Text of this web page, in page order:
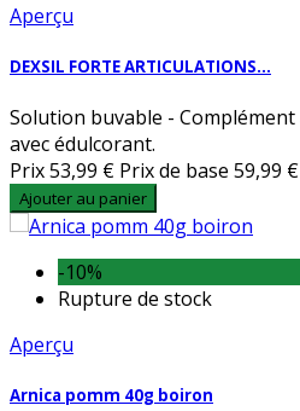
Aperçu
DEXSIL FORTE ARTICULATIONS...
Solution buvable -
avec édulcorant.
Prix53,99 € Prix de base 59,99 €
Ajouter au panier
-10%
Rupture de stock
Aperçu
Arnica pomm 40g boiron